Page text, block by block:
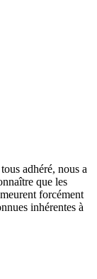
adhéré, nous a
que les
forcément
inhérentes à